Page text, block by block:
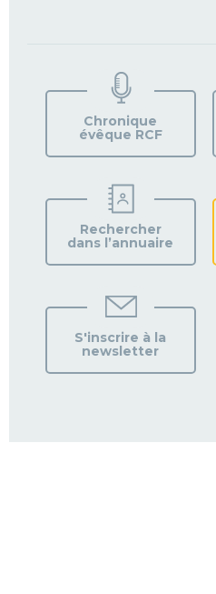
Chronique
évêque RCF
Rechercher
dans l’annuaire
S'inscrire à la
newsletter